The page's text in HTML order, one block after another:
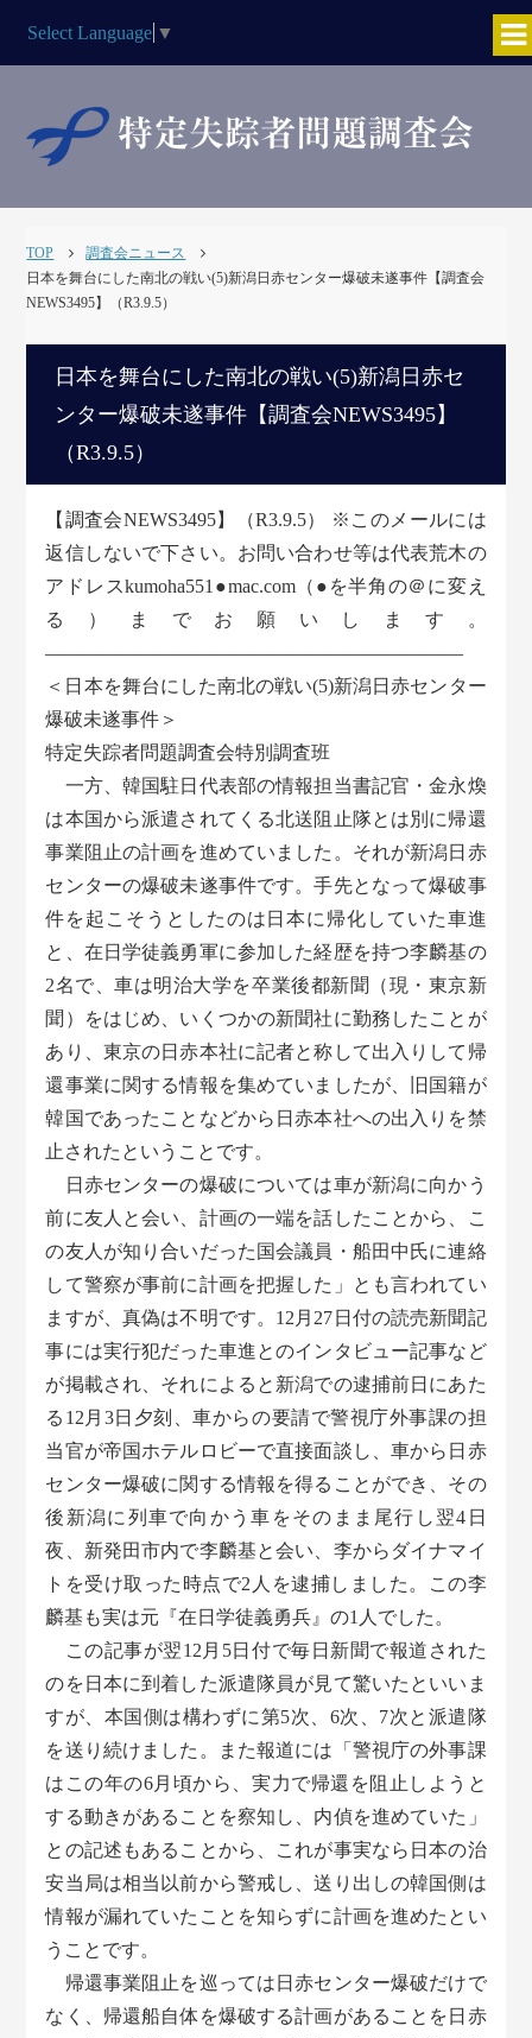
Select Language ▼
TOP
調査会ニュース
日本を舞台にした南北の戦い(5)新潟日赤センター爆破未遂事件【調査会
NEWS3495】（R3.9.5）
日本を舞台にした南北の戦い(5)新潟日赤セ
ンター爆破未遂事件【調査会NEWS3495】
（R3.9.5）
【調査会NEWS3495】（R3.9.5） ※このメールには
返信しないで下さい。お問い合わせ等は代表荒木の
アドレスkumoha551●mac.com（●を半角の＠に変え
る）までお願いします。
――――――――――――――――――――――
＜日本を舞台にした南北の戦い(5)新潟日赤センター
爆破未遂事件＞
特定失踪者問題調査会特別調査班
一方、韓国駐日代表部の情報担当書記官・金永煥
は本国から派遣されてくる北送阻止隊とは別に帰還
事業阻止の計画を進めていました。それが新潟日赤
センターの爆破未遂事件です。手先となって爆破事
件を起こそうとしたのは日本に帰化していた車進
と、在日学徒義勇軍に参加した経歴を持つ李麟基の
2名で、車は明治大学を卒業後都新聞（現・東京新
聞）をはじめ、いくつかの新聞社に勤務したことが
あり、東京の日赤本社に記者と称して出入りして帰
還事業に関する情報を集めていましたが、旧国籍が
韓国であったことなどから日赤本社への出入りを禁
止されたということです。
日赤センターの爆破については車が新潟に向かう
前に友人と会い、計画の一端を話したことから、こ
の友人が知り合いだった国会議員・船田中氏に連絡
して警察が事前に計画を把握した」とも言われてい
ますが、真偽は不明です。12月27日付の読売新聞記
事には実行犯だった車進とのインタビュー記事など
が掲載され、それによると新潟での逮捕前日にあた
る12月3日夕刻、車からの要請で警視庁外事課の担
当官が帝国ホテルロビーで直接面談し、車から日赤
センター爆破に関する情報を得ることができ、その
後新潟に列車で向かう車をそのまま尾行し翌4日
夜、新発田市内で李麟基と会い、李からダイナマイ
トを受け取った時点で2人を逮捕しました。この李
麟基も実は元『在日学徒義勇兵』の1人でした。
この記事が翌12月5日付で毎日新聞で報道された
のを日本に到着した派遣隊員が見て驚いたといいま
すが、本国側は構わずに第5次、6次、7次と派遣隊
を送り続けました。また報道には「警視庁の外事課
はこの年の6月頃から、実力で帰還を阻止しようと
する動きがあることを察知し、内偵を進めていた」
との記述もあることから、これが事実なら日本の治
安当局は相当以前から警戒し、送り出しの韓国側は
情報が漏れていたことを知らずに計画を進めたとい
うことです。
帰還事業阻止を巡っては日赤センター爆破だけで
なく、帰還船自体を爆破する計画があることを日赤